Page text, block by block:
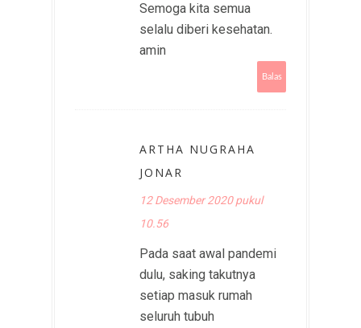
Semoga kita semua
selalu diberi kesehatan.
amin
Balas
ARTHA NUGRAHA
JONAR
12 Desember 2020 pukul
10.56
Pada saat awal pandemi
dulu, saking takutnya
setiap masuk rumah
seluruh tubuh